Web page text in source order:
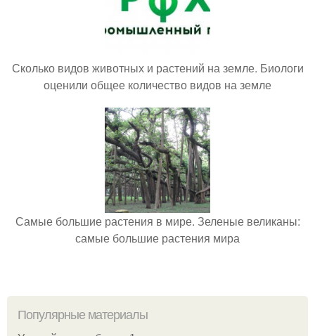
Сколько видов животных и растений на земле. Биологи
оценили общее количество видов на земле
Самые большие растения в мире. Зеленые великаны:
самые большие растения мира
Популярные материалы